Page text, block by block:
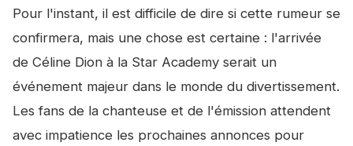
Pour l'instant, il est difficile de dire si cette rumeur se
confirmera, mais une chose est certaine : l'arrivée
de Céline Dion à la Star Academy serait un
événement majeur dans le monde du divertissement.
Les fans de la chanteuse et de l'émission attendent
avec impatience les prochaines annonces pour